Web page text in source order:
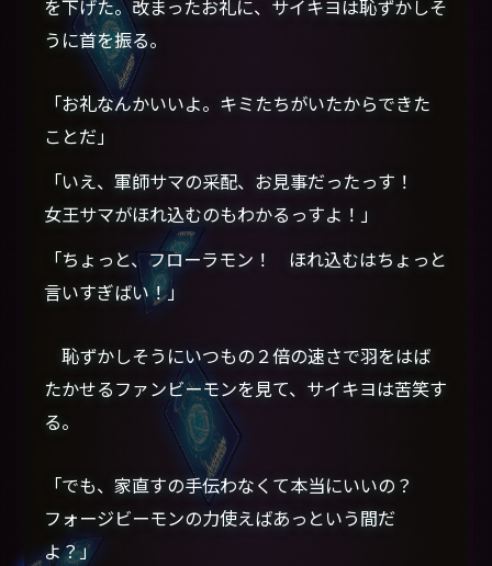
を下げた。改まったお礼に、サイキヨは恥ずかしそ
うに首を振る。
「お礼なんかいいよ。キミたちがいたからできた
ことだ」
「いえ、軍師サマの采配、お見事だったっす！
女王サマがほれ込むのもわかるっすよ！」
「ちょっと、フローラモン！ ほれ込むはちょっと
言いすぎばい！」
恥ずかしそうにいつもの２倍の速さで羽をはば
たかせるファンビーモンを見て、サイキヨは苦笑す
る。
「でも、家直すの手伝わなくて本当にいいの？
フォージビーモンの力使えばあっという間だ
よ？」